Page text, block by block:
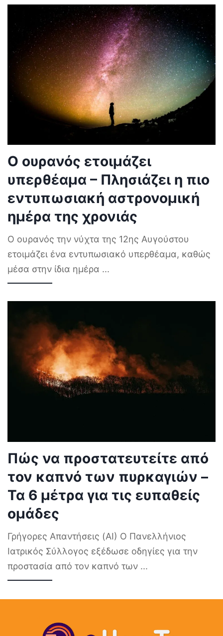
Ο ουρανός ετοιμάζει
υπερθέαμα – Πλησιάζει η πιο
εντυπωσιακή αστρονομική
ημέρα της χρονιάς
Ο ουρανός την νύχτα της 12ης Αυγούστου
ετοιμάζει ένα εντυπωσιακό υπερθέαμα, καθώς
μέσα στην ίδια ημέρα ...
Πώς να προστατευτείτε από
τον καπνό των πυρκαγιών –
Τα 6 μέτρα για τις ευπαθείς
ομάδες
Γρήγορες Απαντήσεις (AI) Ο Πανελλήνιος
Ιατρικός Σύλλογος εξέδωσε οδηγίες για την
προστασία από τον καπνό των ...